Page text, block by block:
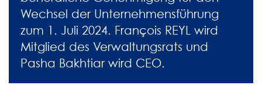
Wechsel der Unternehmensführung
zum 1. Juli 2024. François REYL wird
Mitglied des Verwaltungsrats und
Pasha Bakhtiar wird CEO.